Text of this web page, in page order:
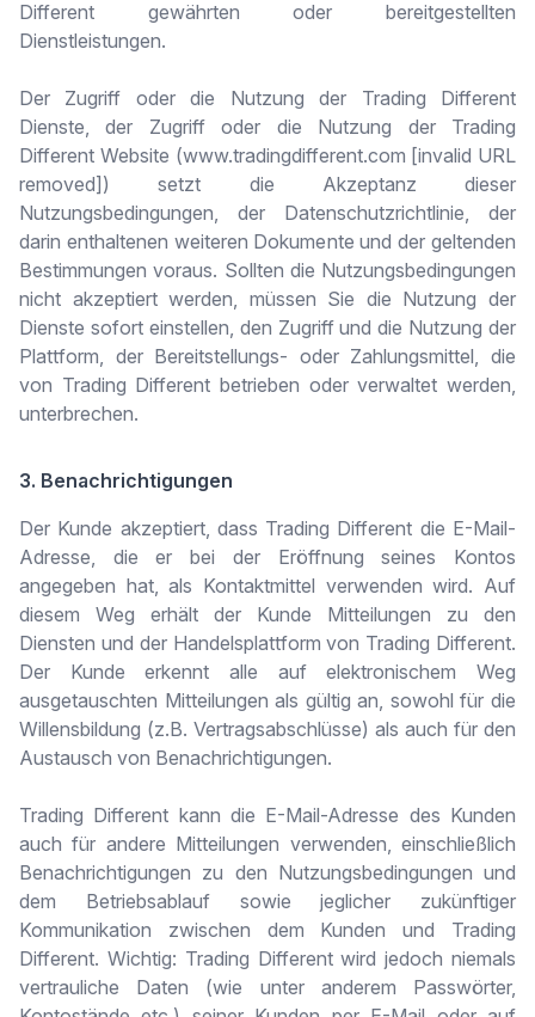
Different gewährten oder bereitgestellten
Dienstleistungen.
Der Zugriff oder die Nutzung der Trading Different
Dienste, der Zugriff oder die Nutzung der Trading
Different Website (www.tradingdifferent.com [invalid URL
removed]) setzt die Akzeptanz dieser
Nutzungsbedingungen, der Datenschutzrichtlinie, der
darin enthaltenen weiteren Dokumente und der geltenden
Bestimmungen voraus. Sollten die Nutzungsbedingungen
nicht akzeptiert werden, müssen Sie die Nutzung der
Dienste sofort einstellen, den Zugriff und die Nutzung der
Plattform, der Bereitstellungs- oder Zahlungsmittel, die
von Trading Different betrieben oder verwaltet werden,
unterbrechen.
3. Benachrichtigungen
Der Kunde akzeptiert, dass Trading Different die E-Mail-
Adresse, die er bei der Eröffnung seines Kontos
angegeben hat, als Kontaktmittel verwenden wird. Auf
diesem Weg erhält der Kunde Mitteilungen zu den
Diensten und der Handelsplattform von Trading Different.
Der Kunde erkennt alle auf elektronischem Weg
ausgetauschten Mitteilungen als gültig an, sowohl für die
Willensbildung (z.B. Vertragsabschlüsse) als auch für den
Austausch von Benachrichtigungen.
Trading Different kann die E-Mail-Adresse des Kunden
auch für andere Mitteilungen verwenden, einschließlich
Benachrichtigungen zu den Nutzungsbedingungen und
dem Betriebsablauf sowie jeglicher zukünftiger
Kommunikation zwischen dem Kunden und Trading
Different. Wichtig: Trading Different wird jedoch niemals
vertrauliche Daten (wie unter anderem Passwörter,